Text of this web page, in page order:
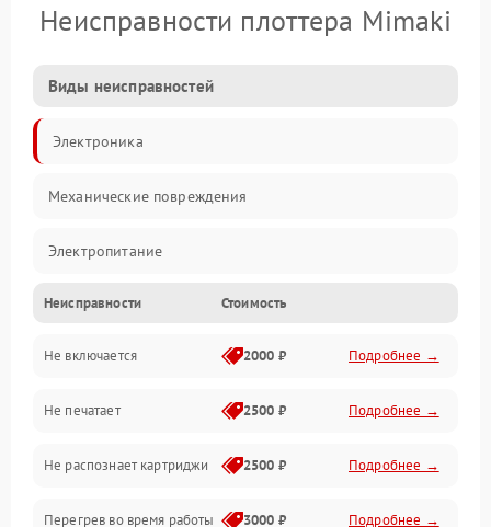
Неисправности плоттера Mimaki
Виды неисправностей
Электроника
Механические повреждения
Электропитание
Работа системы
Механика
Оптика
Программное обеспечение
Неисправности Стоимость
Не включается 2000 ₽ Подробнее →
Не печатает 2500 ₽ Подробнее →
Не распознает картриджи 2500 ₽ Подробнее →
Перегрев во время работы 3000 ₽ Подробнее →